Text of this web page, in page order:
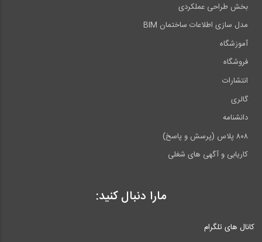
بخش طراحی عملکردی
مدل سازی اطلاعات ساختمان BIM
آموزشگاه
فروشگاه
انتشارات
گالری
دانشنامه
۸۰۸ پلاس (پرسش و پاسخ)
کاریابی و آگهی های شغلی
مارا دنبال کنید:
کانال های تلگرام